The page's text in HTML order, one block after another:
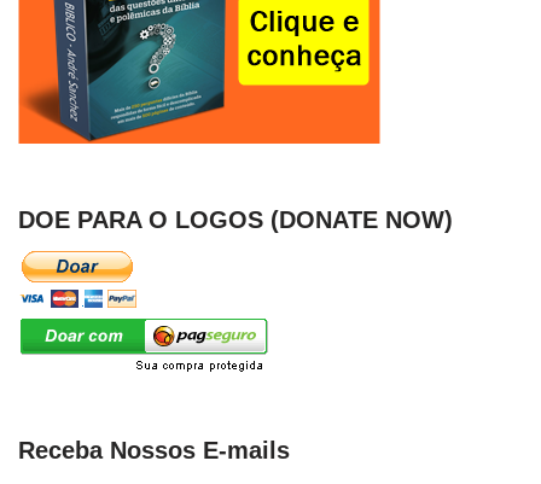
DOE PARA O LOGOS (DONATE NOW)
Receba Nossos E-mails